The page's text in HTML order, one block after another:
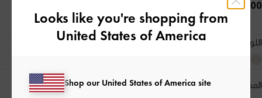
550.00 QAR
اللون: شوكولاتي
المقاس: - غير متوفّر المنتج غير متوفر حاليًا
Looks like you're shopping from
United States of America
Shop our United States of America site